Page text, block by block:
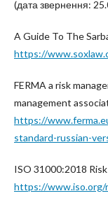
(дата звернення:
A Guide To The
https://
FERMA a risk
management
https://
standard-russian-
ISO 31000:2018
https://www.iso.org/